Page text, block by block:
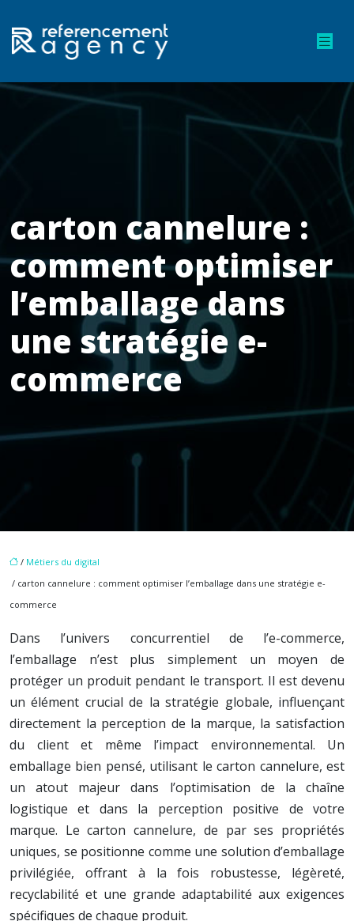
carton cannelure :
comment optimiser
l’emballage dans
une stratégie e-
commerce
/ Métiers du digital
/ carton cannelure : comment optimiser l’emballage dans une stratégie e-
commerce
Dans l’univers concurrentiel de l’e-commerce,
l’emballage n’est plus simplement un moyen de
protéger un produit pendant le transport. Il est devenu
un élément crucial de la stratégie globale, influençant
directement la perception de la marque, la satisfaction
du client et même l’impact environnemental. Un
emballage bien pensé, utilisant le carton cannelure, est
un atout majeur dans l’optimisation de la chaîne
logistique et dans la perception positive de votre
marque. Le carton cannelure, de par ses propriétés
uniques, se positionne comme une solution d’emballage
privilégiée, offrant à la fois robustesse, légèreté,
recyclabilité et une grande adaptabilité aux exigences
spécifiques de chaque produit.